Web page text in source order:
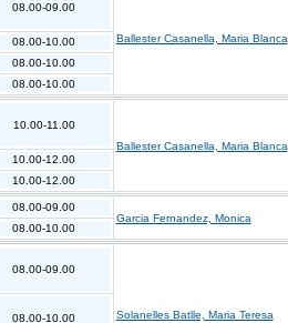
08.00-09.00
Ballester Casanella, Maria Blanca
08.00-10.00
08.00-10.00
08.00-10.00
10.00-11.00
Ballester Casanella, Maria Blanca
10.00-12.00
10.00-12.00
08.00-09.00
Garcia Fernandez, Monica
08.00-10.00
08.00-09.00
Solanelles Batlle, Maria Teresa
08.00-10.00